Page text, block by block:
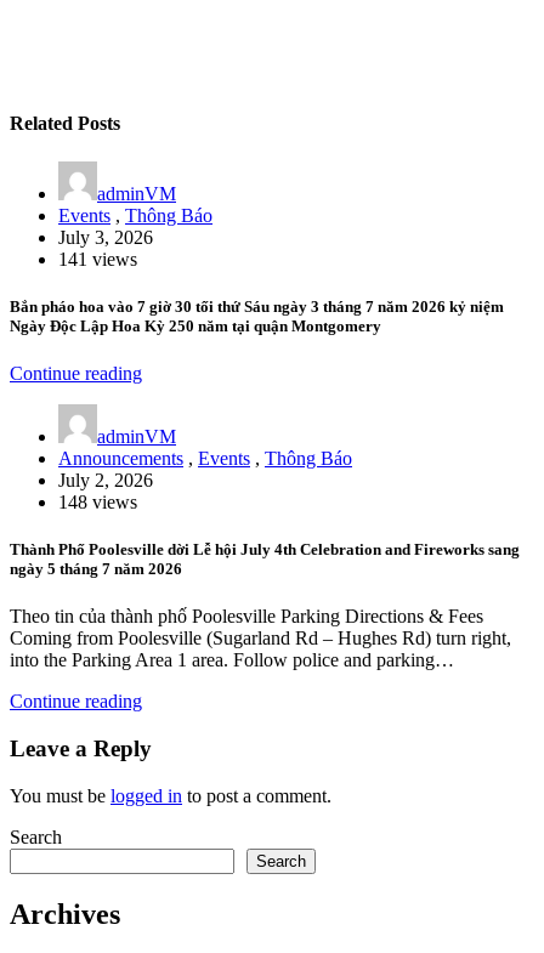
Related Posts
adminVM
Events , Thông Báo
July 3, 2026
141 views
Bắn pháo hoa vào 7 giờ 30 tối thứ Sáu ngày 3 tháng 7 năm 2026 kỷ niệm
Ngày Độc Lập Hoa Kỳ 250 năm tại quận Montgomery
Continue reading
adminVM
Announcements , Events , Thông Báo
July 2, 2026
148 views
Thành Phố Poolesville dời Lễ hội July 4th Celebration and Fireworks sang
ngày 5 tháng 7 năm 2026
Theo tin của thành phố Poolesville Parking Directions & Fees
Coming from Poolesville (Sugarland Rd – Hughes Rd) turn right,
into the Parking Area 1 area. Follow police and parking…
Continue reading
Leave a Reply
You must be logged in to post a comment.
Search
Search
Archives